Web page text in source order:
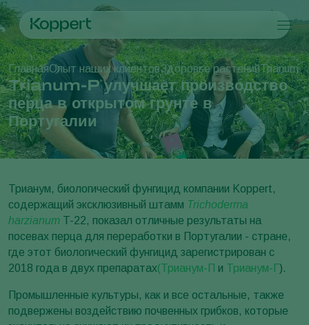
Продукты
Продукты
Борьба с вредителями
Контроль заболеваний
Опыление
Здоровье растений
Использование\Применение
Культуры
Культуры
Овощи защищенного грунта
Декоративные растения
Фрукты
овощи для открытого грунта
Вредители и болезни
Вредители и болезни
Вредители растений
Болезни растений
О компании Koppert
О компании Koppert
О компании Koppert
Новости и информация
Контактные данные
Koppert One Контактные данные
Искать
ГлавнаяОпыт наших клиентовЗдоровье растенийTrianum-
Trianum-P улучшает производство
перца в открытом грунте в
Португалии
Трианум, биологический фунгицид компании Koppert,
содержащий эксклюзивный штамм Trichoderma
harzianum T-22, показал отличные результаты на
посевах перца для переработки в Португалии - стране,
где этот биологический фунгицид зарегистрирован с
2018 года в двух препаратах(Трианум-П и Трианум-Г).
Промышленные культуры, как и все остальные, также
подвержены воздействию почвенных грибков, которые